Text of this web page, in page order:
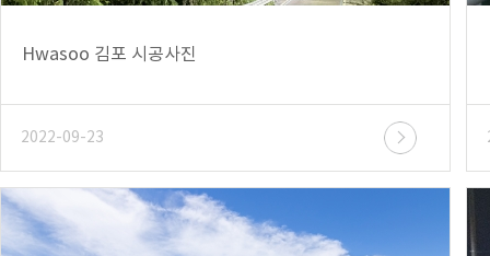
Hwasoo 김포 시공사진
2022-09-23